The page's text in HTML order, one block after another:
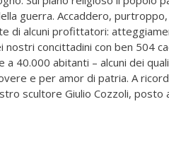
guerra. Accaddero,
di alcuni profittatori:
concittadini con ben 504
a 40.000 abitanti – alcuni dei
e per amor di patria. A
scultore Giulio Cozzoli, posto